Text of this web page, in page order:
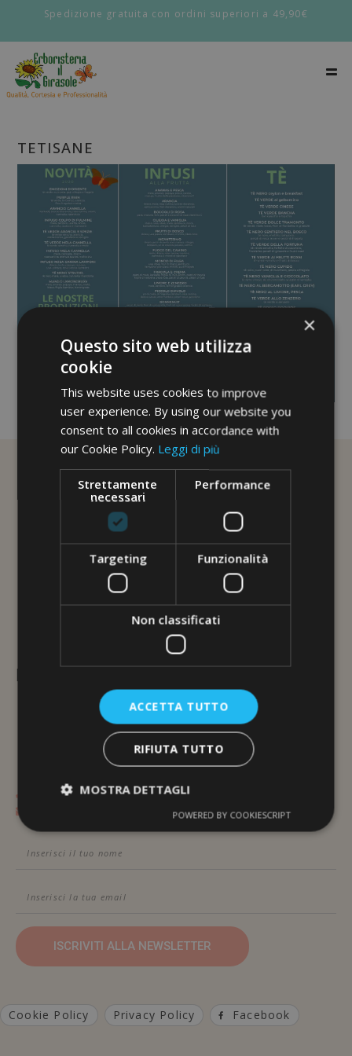
Spedizione gratuita con ordini superiori a 49,90€
TETISANE
No image description ...
L'ERBORISTERIA
Via Brunelleschi, 117
48100 Ravenna
Contattami Telefonicamente
ISCRIVITI ALLA NEWSLETTER
Cookie Policy Privacy Policy Facebook
×
Questo sito web utilizza
cookie
This website uses cookies to improve
user experience. By using our website you
consent to all cookies in accordance with
our Cookie Policy. Leggi di più
Strettamente
necessari
Performance
Targeting Funzionalità
Non classificati
ACCETTA TUTTO
RIFIUTA TUTTO
MOSTRA DETTAGLI
POWERED BY COOKIESCRIPT